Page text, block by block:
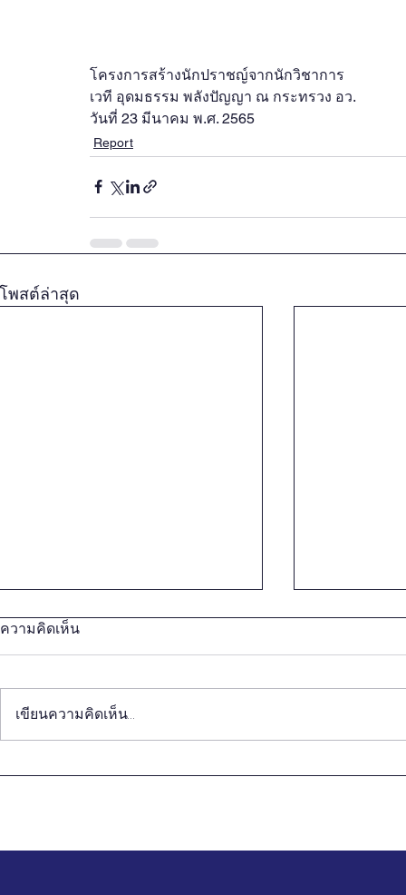
โครงการสร้างนักปราชญ์จากนักวิชาการ
เวที อุดมธรรม พลังปัญญา ณ กระทรวง อว.
วันที่ 23 มีนาคม พ.ศ. 2565
Report
โพสต์ล่าสุด
วิถีชีวิตของคนจีนรุ่นใหม่ กับ
การปฏิวัติทุ
ความคิดเห็น
เขียนความคิดเห็น…